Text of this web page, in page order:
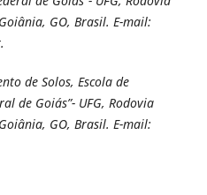
GO, Brasil. E-mail:
de Solos, Escola de
de Goiás”- UFG, Rodovia
GO, Brasil. E-mail: